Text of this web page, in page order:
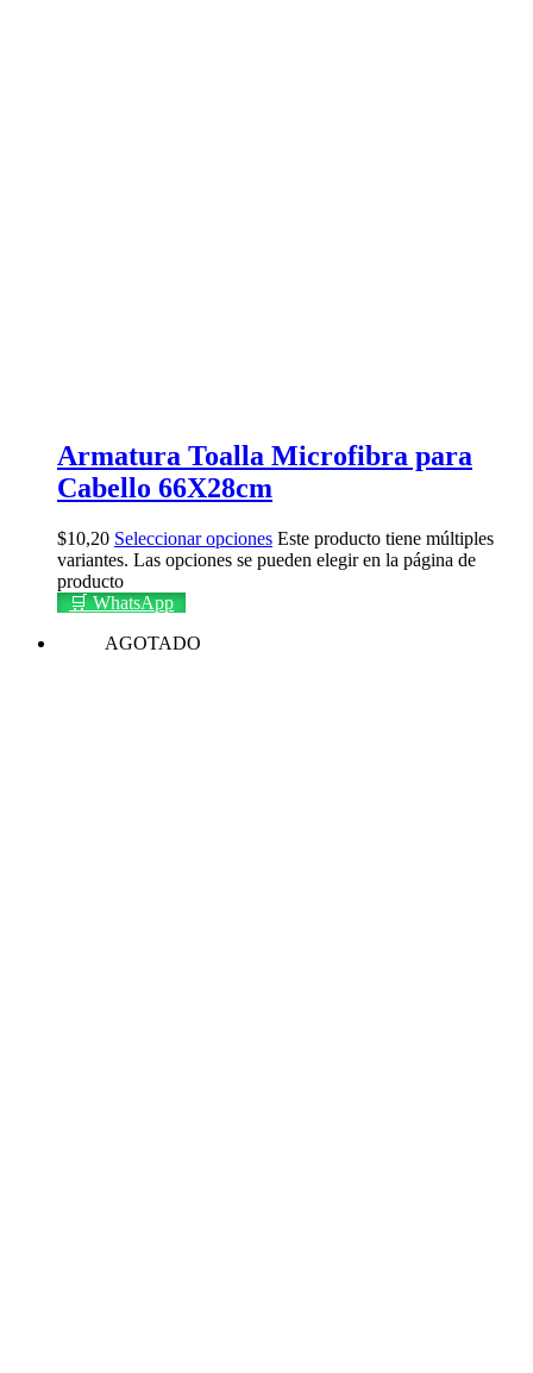
Armatura Toalla Microfibra para
Cabello 66X28cm
$10,20 Seleccionar opciones Este producto tiene múltiples
variantes. Las opciones se pueden elegir en la página de
producto
🛒 WhatsApp
AGOTADO